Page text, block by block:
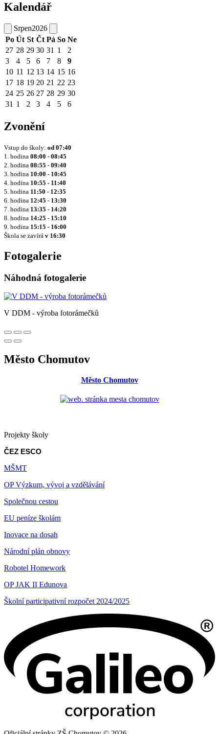
Kalendář
Srpen2026
Po Út St Čt Pá So Ne
27 28 29 30 31 1
2
3
4 5 6 7 8
9
10 11 12 13 14 15 16
17 18 19 20 21 22 23
24 25 26 27 28 29 30
31 1 2 3 4 5 6
Zvonění
Vstup do školy: od 07:40
1. hodina 08:00 - 08:45
2. hodina 08:55 - 09:40
3. hodina 10:00 - 10:45
4. hodina 10:55 - 11:40
5. hodina 11:50 - 12:35
6. hodina 12:45 - 13:30
7. hodina 13:35 - 14:20
8. hodina 14:25 - 15:10
9. hodina 15:15 - 16:00
Škola se zavírá v 16:30
Fotogalerie
Náhodná fotogalerie
V DDM - výroba fotorámečků
Město Chomutov
Město Chomutov
Projekty školy
ČEZ ESCO
MŠMT
OP Výzkum, vývoj a vzdělávání
Společnou cestou
EU peníze školám
Inovace na dosah
Národní plán obnovy
Robotel Homework
OP JAK II Edunova
Školní participativní rozpočet 2024/2025